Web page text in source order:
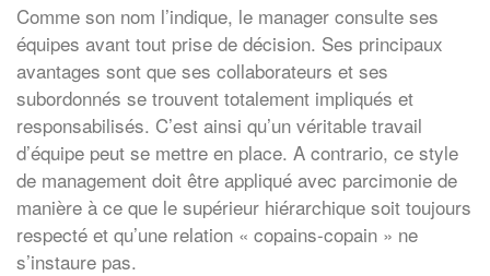
Comme son nom l’indique, le manager consulte ses
équipes avant tout prise de décision. Ses principaux
avantages sont que ses collaborateurs et ses
subordonnés se trouvent totalement impliqués et
responsabilisés. C’est ainsi qu’un véritable travail
d’équipe peut se mettre en place. A contrario, ce style
de management doit être appliqué avec parcimonie de
manière à ce que le supérieur hiérarchique soit toujours
respecté et qu’une relation « copains-copain » ne
s’instaure pas.